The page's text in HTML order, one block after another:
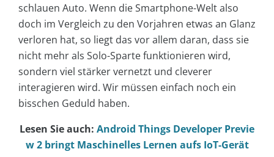
schlauen Auto. Wenn die Smartphone-Welt also
doch im Vergleich zu den Vorjahren etwas an Glanz
verloren hat, so liegt das vor allem daran, dass sie
nicht mehr als Solo-Sparte funktionieren wird,
sondern viel stärker vernetzt und cleverer
interagieren wird. Wir müssen einfach noch ein
bisschen Geduld haben.
Lesen Sie auch: Android Things Developer Previe
w 2 bringt Maschinelles Lernen aufs IoT-Gerät